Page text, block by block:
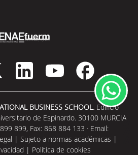
BUSINESS SCHOOL. Edificio
de Espinardo. 30100 MURCIA
899, Fax: 868 884 133 · Email:
| Sujeto a normas académicas |
| Política de cookies